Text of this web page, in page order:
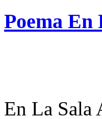
Poema En
En La Sala